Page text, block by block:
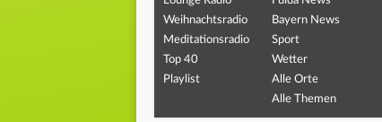
Weihnachtsradio
Meditationsradio
Top 40
Playlist
Bayern News
Sport
Wetter
Alle Orte
Alle Themen